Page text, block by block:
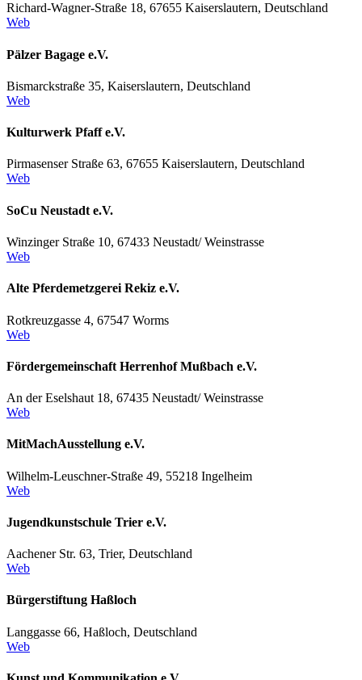
Richard-Wagner-Straße 18, 67655 Kaiserslautern, Deutschland
Web
Pälzer Bagage e.V.
Bismarckstraße 35, Kaiserslautern, Deutschland
Web
Kulturwerk Pfaff e.V.
Pirmasenser Straße 63, 67655 Kaiserslautern, Deutschland
Web
SoCu Neustadt e.V.
Winzinger Straße 10, 67433 Neustadt/ Weinstrasse
Web
Alte Pferdemetzgerei Rekiz e.V.
Rotkreuzgasse 4, 67547 Worms
Web
Fördergemeinschaft Herrenhof Mußbach e.V.
An der Eselshaut 18, 67435 Neustadt/ Weinstrasse
Web
MitMachAusstellung e.V.
Wilhelm-Leuschner-Straße 49, 55218 Ingelheim
Web
Jugendkunstschule Trier e.V.
Aachener Str. 63, Trier, Deutschland
Web
Bürgerstiftung Haßloch
Langgasse 66, Haßloch, Deutschland
Web